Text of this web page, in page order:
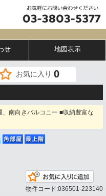
せ 地図表示
お気に入り 0
南向きバルコニー ■収納豊富な
物件コード:036501-223140